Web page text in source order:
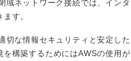
域ネットワーク接続では、イン
す。
切な情報セキュリティと安定し
構築するためにはAWSの使用が